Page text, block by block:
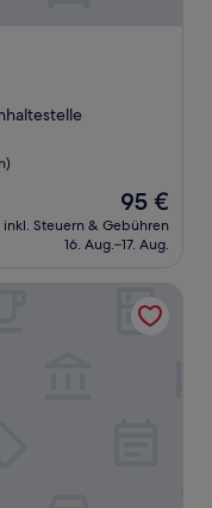
Der
Preis
beträgt
95 €
inkl. Steuern & Gebühren
16. Aug.–17. Aug.